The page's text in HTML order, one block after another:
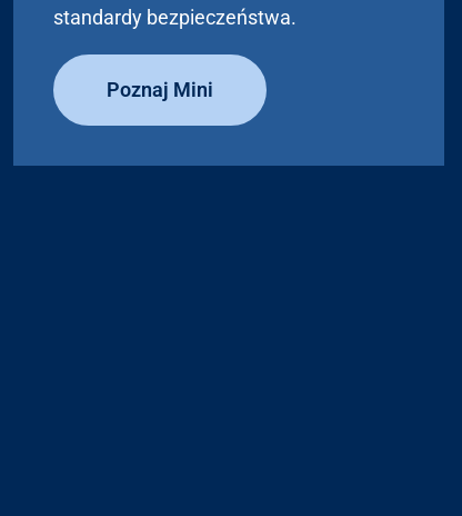
standardy bezpieczeństwa.
Poznaj Mini